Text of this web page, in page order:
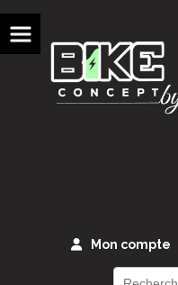
Mon compte